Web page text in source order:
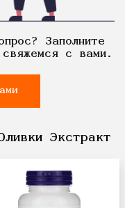
Заполните
с вами.
Экстракт